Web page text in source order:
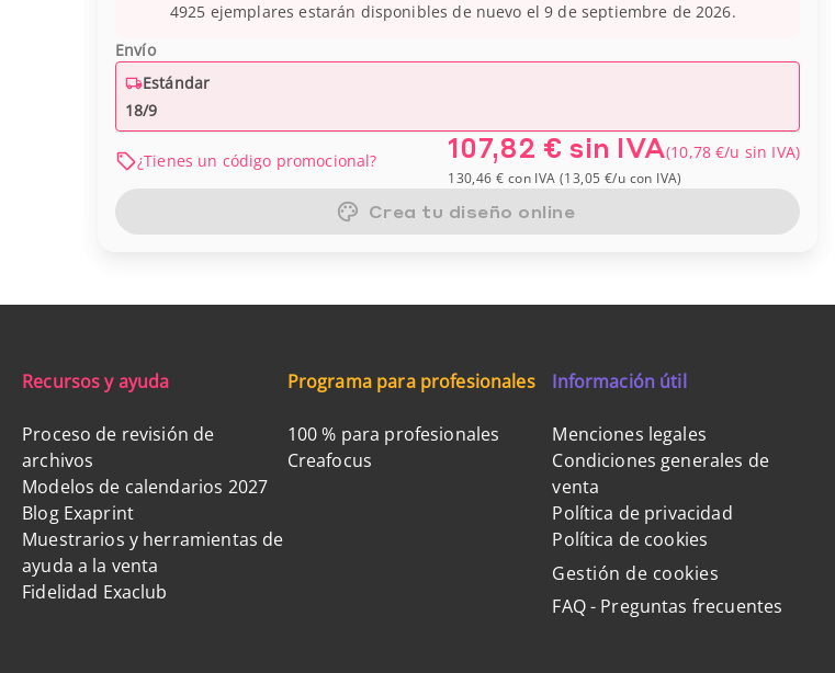
4925 ejemplares estarán disponibles de nuevo el 9 de septiembre de 2026.
Envío
Estándar
18/9
¿Tienes un código promocional? 107,82 € sin IVA(10,78 €/u sin IVA)
130,46 € con IVA (13,05 €/u con IVA)
Crea tu diseño online
Recursos y ayuda
Proceso de revisión de
archivos
Modelos de calendarios 2027
Blog Exaprint
Muestrarios y herramientas de
ayuda a la venta
Fidelidad Exaclub
Programa para profesionales
100 % para profesionales
Creafocus
Información útil
Menciones legales
Condiciones generales de
venta
Política de privacidad
Política de cookies
Gestión de cookies
FAQ - Preguntas frecuentes